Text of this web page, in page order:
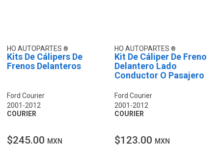
HO AUTOPARTES
Kits De Cálipers De
Frenos Delanteros
Ford Courier
2001-2012
COURIER
$245.00 MXN
HO AUTOPARTES
Kit De Cáliper De Freno
Delantero Lado
Conductor O Pasajero
Ford Courier
2001-2012
COURIER
$123.00 MXN